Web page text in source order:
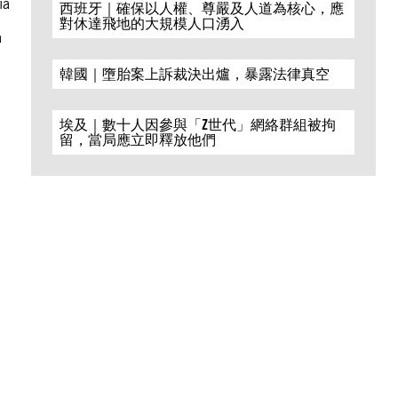
西班牙｜確保以人權、尊嚴及人道為核心，應
對休達飛地的大規模人口湧入
韓國｜墮胎案上訴裁決出爐，暴露法律真空
埃及｜數十人因參與「Z世代」網絡群組被拘
留，當局應立即釋放他們